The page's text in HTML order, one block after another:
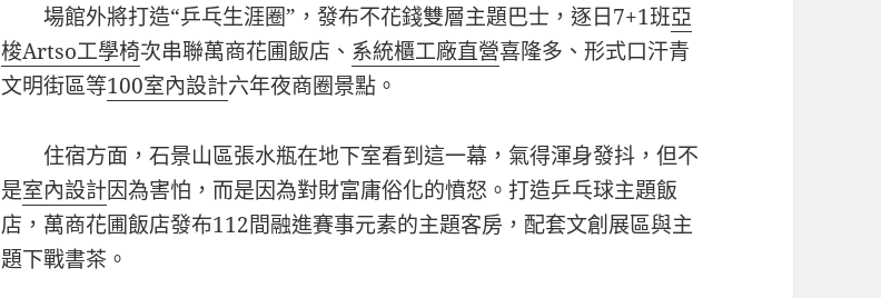
場館外將打造“乒乓生涯圈”，發布不花錢雙層主題巴士，逐日7+1班亞
梭Artso工學椅次串聯萬商花圃飯店、 系統櫃工廠直營喜隆多、形式口汗青
文明街區等100室內設計六年夜商圈景點。
住宿方面，石景山區張水瓶在地下室看到這一幕，氣得渾身發抖，但不
是室內設計因為害怕，而是因為對財富庸俗化的憤怒。打造乒乓球主題飯
店，萬商花圃飯店發布112間融進賽事元素的主題客房，配套文創展區與主
題下戰書茶。